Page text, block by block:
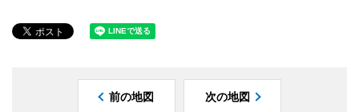
前の地図 次の地図